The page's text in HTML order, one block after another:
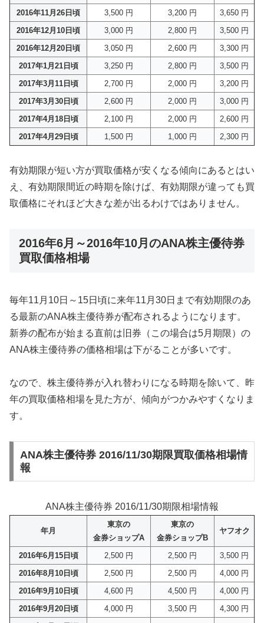
2016年11月26日頃
3,500 円 3,200 円
3,650 円
2016年12月10日頃
3,000 円 2,800 円
3,500 円
2016年12月20日頃
3,050 円 2,600 円
3,300 円
2017年1月21日頃
3,250 円 2,800 円
3,500 円
2017年3月11日頃
2,700 円 2,000 円
3,200 円
2017年3月30日頃
2,600 円 2,000 円
3,000 円
2017年4月18日頃
2,100 円 2,000 円
2,600 円
2017年4月29日頃
1,500 円 1,000 円 2,300 円
有効期限が短い方が買取価格が安くなる傾向にあるとはい
え、有効期限間近の時期を除けば、有効期限が違っても買
取価格にそれほど大きな差が出るわけではありません。
2016年6月～2016年10月のANA株主優待券
買取価格相場
毎年11月10日～15日頃に来年11月30日まで有効期限のあ
る最新のANA株主優待券が配布されるようになります。
新券の配布が始まる直前は旧券（この場合は5月期限）の
ANA株主優待券の価格相場は下がることが多いです。
なので、株主優待券が入れ替わりになる時期を除いて、昨
年の買取価格相場を見た方が、傾向がつかみやすくなりま
す。
ANA株主優待券 2016/11/30期限買取価格相場情
報
ANA株主優待券 2016/11/30期限相場情報
年月
東京の
金券ショップA
東京の
金券ショップB
ヤフオク
2016年6月15日頃 2,500 円 2,500 円
3,500 円
2016年8月10日頃
2,500 円 2,500 円
4,000 円
2016年9月10日頃
4,600 円 4,500 円
4,000 円
2016年9月20日頃
4,000 円 3,500 円
4,300 円